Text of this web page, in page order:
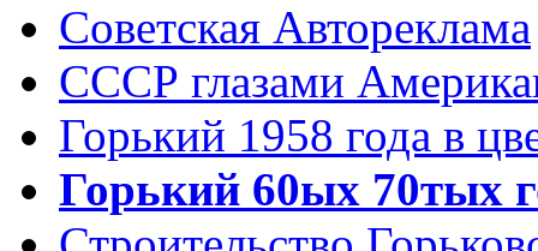
Советская Автореклама
СССР глазами
Горький 1958 года в
Горький 60ых 70тых